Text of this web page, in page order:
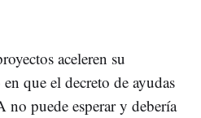
aceleren su
que el decreto de ayudas
no puede esperar y debería